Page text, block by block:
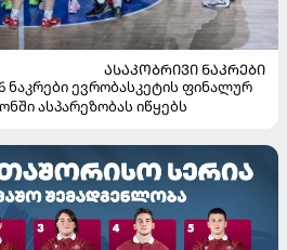
ᲐᲡᲐᲙᲝᲑᲠᲘᲕᲘ ᲜᲐᲙᲠᲔᲑᲘ
ნაკრები ევრობასკეტის ფინალურ
ასპარეზობას იწყებს